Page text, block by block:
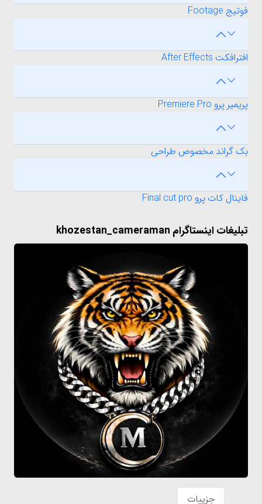
فوتیج Footage
افترافکت After Effects
پریمیر پرو Premiere Pro
بک گراند مخصوص طراحی
فاینال کات پرو Final cut pro
تبلیغات اینستاگرام khozestan_cameraman
جزییات